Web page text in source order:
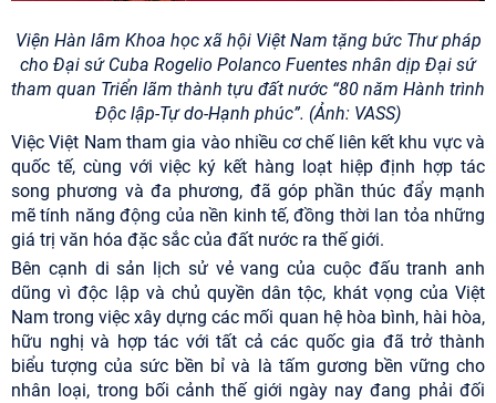
Viện Hàn lâm Khoa học xã hội Việt Nam tặng bức Thư pháp
cho Đại sứ Cuba Rogelio Polanco Fuentes nhân dịp Đại sứ
tham quan Triển lãm thành tựu đất nước “80 năm Hành trình
Độc lập-Tự do-Hạnh phúc”. (Ảnh: VASS)
Việc Việt Nam tham gia vào nhiều cơ chế liên kết khu vực và
quốc tế, cùng với việc ký kết hàng loạt hiệp định hợp tác
song phương và đa phương, đã góp phần thúc đẩy mạnh
mẽ tính năng động của nền kinh tế, đồng thời lan tỏa những
giá trị văn hóa đặc sắc của đất nước ra thế giới.
Bên cạnh di sản lịch sử vẻ vang của cuộc đấu tranh anh
dũng vì độc lập và chủ quyền dân tộc, khát vọng của Việt
Nam trong việc xây dựng các mối quan hệ hòa bình, hài hòa,
hữu nghị và hợp tác với tất cả các quốc gia đã trở thành
biểu tượng của sức bền bỉ và là tấm gương bền vững cho
nhân loại, trong bối cảnh thế giới ngày nay đang phải đối